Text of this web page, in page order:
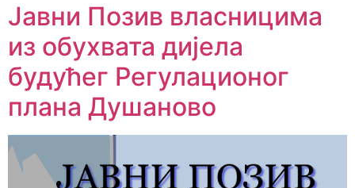
Јавни Позив власницима
из обухвата дијела
будућег Регулационог
плана Душаново